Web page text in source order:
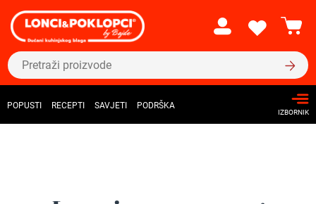
POPUSTI RECEPTI SAVJETI PODRŠKA
IZBORNIK